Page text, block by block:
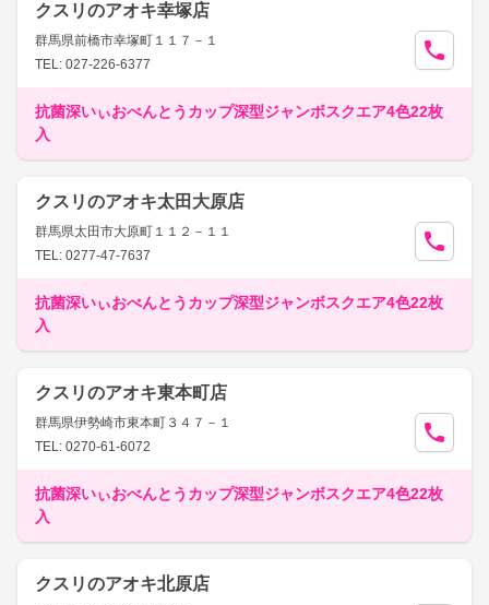
クスリのアオキ幸塚店
群馬県前橋市幸塚町１１７－１
TEL: 027-226-6377
抗菌深いぃおべんとうカップ深型ジャンボスクエア4色22枚
入
クスリのアオキ太田大原店
群馬県太田市大原町１１２－１１
TEL: 0277-47-7637
抗菌深いぃおべんとうカップ深型ジャンボスクエア4色22枚
入
クスリのアオキ東本町店
群馬県伊勢崎市東本町３４７－１
TEL: 0270-61-6072
抗菌深いぃおべんとうカップ深型ジャンボスクエア4色22枚
入
クスリのアオキ北原店